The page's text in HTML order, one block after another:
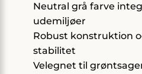
Neutral grå farve
udemiljøer
Robust konstruktion
stabilitet
Velegnet til